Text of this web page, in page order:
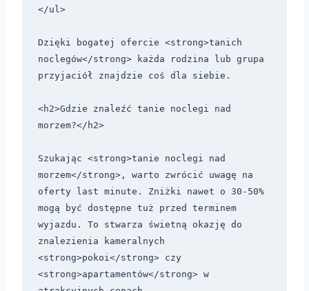
</ul>
Dzięki bogatej ofercie <strong>tanich
noclegów</strong> każda rodzina lub grupa
przyjaciół znajdzie coś dla siebie.
<h2>Gdzie znaleźć tanie noclegi nad
morzem?</h2>
Szukając <strong>tanie noclegi nad
morzem</strong>, warto zwrócić uwagę na
oferty last minute. Zniżki nawet o 30-50%
mogą być dostępne tuż przed terminem
wyjazdu. To stwarza świetną okazję do
znalezienia kameralnych
<strong>pokoi</strong> czy
<strong>apartamentów</strong> w